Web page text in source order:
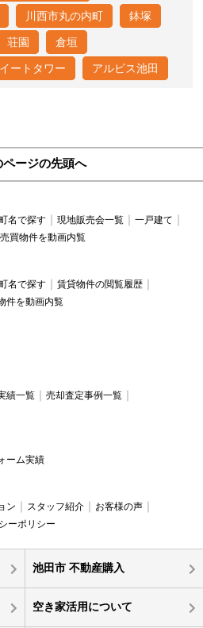
川西市丸の内町 鉢塚
荘園 倉垣
ートタワー アルビス池田
ページの先頭へ
名で探す 現地販売会一覧
一戸建て
売買物件を動画内覧
名で探す
賃貸物件の閲覧履歴
件を動画内覧
績一覧
売却査定事例一覧
ーム実績
ン スタッフ紹介
お客様の声
ーポリシー
池田市 不動産購入
空き家活用について